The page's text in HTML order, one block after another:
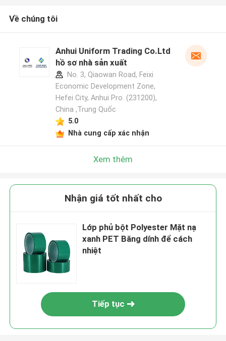
Về chúng tôi
Anhui Uniform Trading Co.Ltd
hồ sơ nhà sản xuất
No. 3, Qiaowan Road, Feixi
Economic Development Zone,
Hefei City, Anhui Pro. (231200),
China ,Trung Quốc
5.0
Nhà cung cấp xác nhận
Xem thêm
Nhận giá tốt nhất cho
Lớp phủ bột Polyester Mặt nạ
xanh PET Băng dính để cách
nhiệt
Tiếp tục